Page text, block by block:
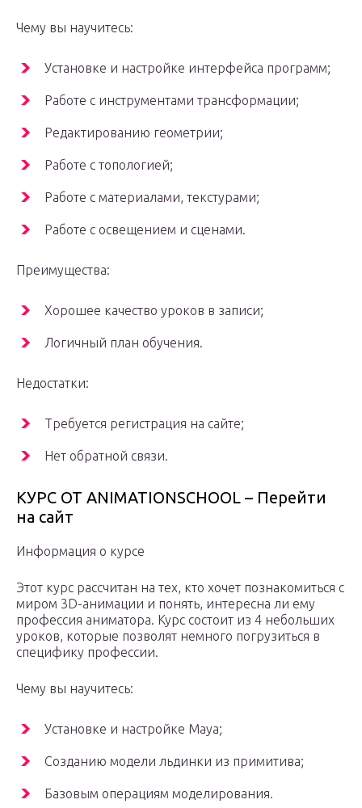
Чему вы научитесь:
Установке и настройке интерфейса программ;
Работе с инструментами трансформации;
Редактированию геометрии;
Работе с топологией;
Работе с материалами, текстурами;
Работе с освещением и сценами.
Преимущества:
Хорошее качество уроков в записи;
Логичный план обучения.
Недостатки:
Требуется регистрация на сайте;
Нет обратной связи.
КУРС ОТ ANIMATIONSCHOOL – Перейти
на сайт
Информация о курсе
Этот курс рассчитан на тех, кто хочет познакомиться с
миром 3D-анимации и понять, интересна ли ему
профессия аниматора. Курс состоит из 4 небольших
уроков, которые позволят немного погрузиться в
специфику профессии.
Чему вы научитесь:
Установке и настройке Maya;
Созданию модели льдинки из примитива;
Базовым операциям моделирования.